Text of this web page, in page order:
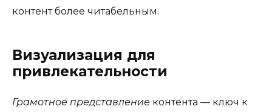
контент более читабельным.
Визуализация для
привлекательности
Грамотное представление контента — ключ к